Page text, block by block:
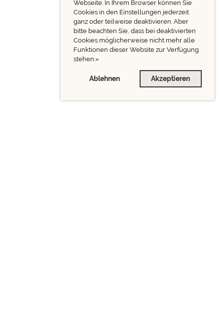
Webseite. In Ihrem Browser können Sie
Cookies in den Einstellungen jederzeit
ganz oder teilweise deaktivieren. Aber
bitte beachten Sie, dass bei deaktivierten
Cookies möglicherweise nicht mehr alle
Funktionen dieser Website zur Verfügung
stehen.»
Ablehnen Akzeptieren